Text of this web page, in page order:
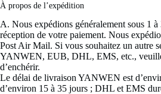
À propos de l’expédition
A. Nous expédions généralement sous 1
réception de votre paiement. Nous
Post Air Mail. Si vous souhaitez un autre
YANWEN, EUB, DHL, EMS, etc.,
d’enchérir.
Le délai de livraison YANWEN est
d’environ 15 à 35 jours ; DHL et EMS